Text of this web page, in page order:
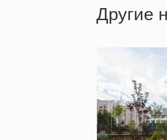
Другие